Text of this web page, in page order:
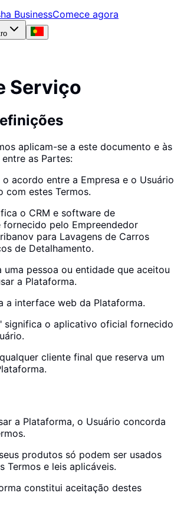
BusinessComece agora
Serviço
aplicam-se a este documento e às
as Partes:
acordo entre a Empresa e o Usuário
com estes Termos.
o CRM e software de
fornecido pelo Empreendedor
para Lavagens de Carros
de Detalhamento.
uma pessoa ou entidade que aceitou
a Plataforma.
a interface web da Plataforma.
significa o aplicativo oficial fornecido
cliente final que reserva um
a Plataforma, o Usuário concorda
produtos só podem ser usados
Termos e leis aplicáveis.
constitui aceitação destes